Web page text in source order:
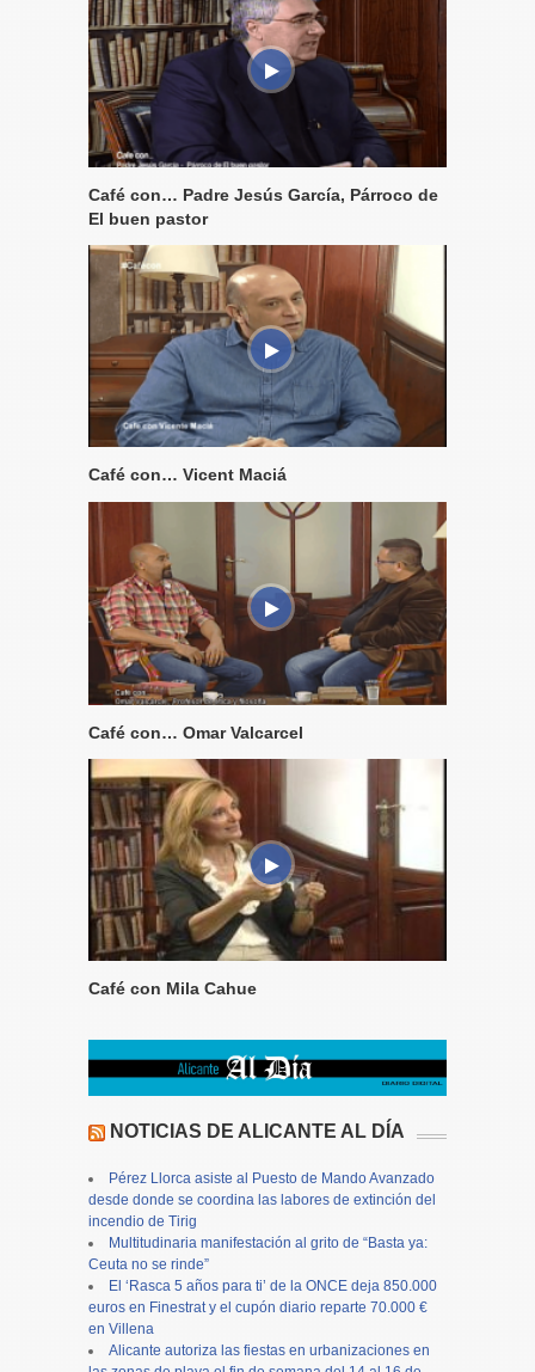
Café con… Padre Jesús García, Párroco de
El buen pastor
Café con… Vicent Maciá
Café con… Omar Valcarcel
Café con Mila Cahue
NOTICIAS DE ALICANTE AL DÍA
Pérez Llorca asiste al Puesto de Mando Avanzado
desde donde se coordina las labores de extinción del
incendio de Tirig
Multitudinaria manifestación al grito de “Basta ya:
Ceuta no se rinde”
El ‘Rasca 5 años para ti’ de la ONCE deja 850.000
euros en Finestrat y el cupón diario reparte 70.000 €
en Villena
Alicante autoriza las fiestas en urbanizaciones en